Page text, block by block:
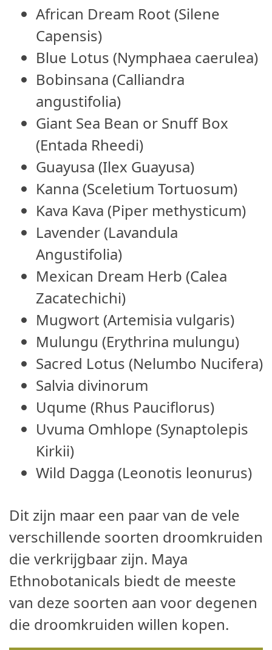
African Dream Root (Silene
Capensis)
Blue Lotus (Nymphaea caerulea)
Bobinsana (Calliandra
angustifolia)
Giant Sea Bean or Snuff Box
(Entada Rheedi)
Guayusa (Ilex Guayusa)
Kanna (Sceletium Tortuosum)
Kava Kava (Piper methysticum)
Lavender (Lavandula
Angustifolia)
Mexican Dream Herb (Calea
Zacatechichi)
Mugwort (Artemisia vulgaris)
Mulungu (Erythrina mulungu)
Sacred Lotus (Nelumbo Nucifera)
Salvia divinorum
Uqume (Rhus Pauciflorus)
Uvuma Omhlope (Synaptolepis
Kirkii)
Wild Dagga (Leonotis leonurus)
Dit zijn maar een paar van de vele
verschillende soorten droomkruiden
die verkrijgbaar zijn. Maya
Ethnobotanicals biedt de meeste
van deze soorten aan voor degenen
die droomkruiden willen kopen.